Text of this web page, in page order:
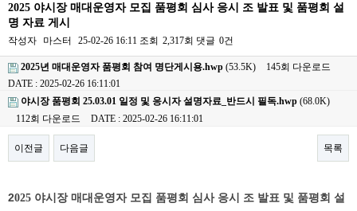
2025 야시장 매대운영자 모집 품평회 심사 응시 조 발표 및 품평회 설
명 자료 게시
작성자 마스터 25-02-26 16:11 조회 2,317회 댓글 0건
2025년 매대운영자 품평회 참여 명단게시용.hwp (53.5K)
145회 다운로드
DATE : 2025-02-26 16:11:01
야시장 품평회 25.03.01 일정 및 응시자 설명자료_반드시 필독.hwp (68.0K)
112회 다운로드
DATE : 2025-02-26 16:11:01
이전글 다음글 목록
2025 야시장 매대운영자 모집 품평회 심사 응시 조 발표 및 품평회 설